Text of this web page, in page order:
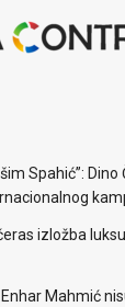
Spahić”: Dino
izložba
Mahmić